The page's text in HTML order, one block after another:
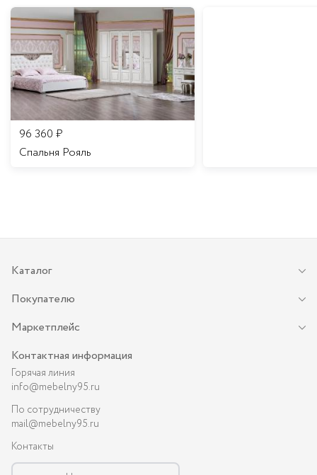
96 360 ₽
Спальня Рояль
Каталог
Покупателю
Маркетплейс
Контактная информация
Горячая линия
info@mebelny95.ru
По сотрудничеству
mail@mebelny95.ru
Контакты